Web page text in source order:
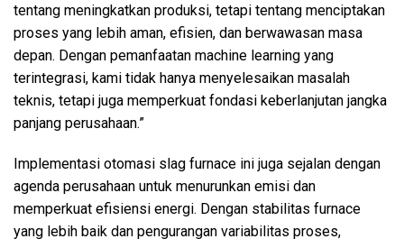
tentang meningkatkan produksi, tetapi tentang menciptakan
proses yang lebih aman, efisien, dan berwawasan masa
depan. Dengan pemanfaatan machine learning yang
terintegrasi, kami tidak hanya menyelesaikan masalah
teknis, tetapi juga memperkuat fondasi keberlanjutan jangka
panjang perusahaan.”
Implementasi otomasi slag furnace ini juga sejalan dengan
agenda perusahaan untuk menurunkan emisi dan
memperkuat efisiensi energi. Dengan stabilitas furnace
yang lebih baik dan pengurangan variabilitas proses,